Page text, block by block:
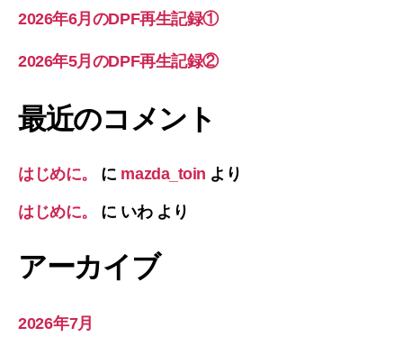
2026年6月のDPF再生記録①
2026年5月のDPF再生記録②
最近のコメント
はじめに。 に mazda_toin より
はじめに。 に いわより
アーカイブ
2026年7月